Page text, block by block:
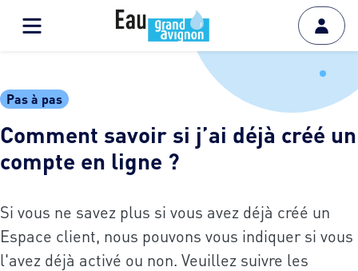
Pas à pas
Comment savoir si j’ai déjà créé un
compte en ligne ?
Si vous ne savez plus si vous avez déjà créé un
Espace client, nous pouvons vous indiquer si vous
l'avez déjà activé ou non. Veuillez suivre les